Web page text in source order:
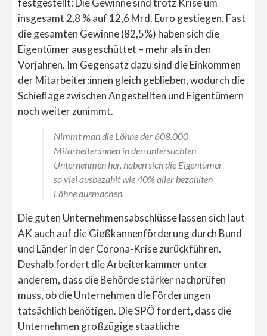
insgesamt 2,8 % auf 12,6 Mrd. Euro gestiegen. Fast
die gesamten Gewinne (82,5%) haben sich die
Eigentümer ausgeschüttet – mehr als in den
Vorjahren. Im Gegensatz dazu sind die Einkommen
der Mitarbeiter:innen gleich geblieben, wodurch die
Schieflage zwischen Angestellten und Eigentümern
noch weiter zunimmt.
Nimmt man die Löhne der 608.000
Mitarbeiter:innen in den untersuchten
Unternehmen her, haben sich die Eigentümer
so viel ausbezahlt wie 40% aller bezahlten
Löhne ausmachen.
Die guten Unternehmensabschlüsse lassen sich laut
AK auch auf die Gießkannenförderung durch Bund
und Länder in der Corona-Krise zurückführen.
Deshalb fordert die Arbeiterkammer unter
anderem, dass die Behörde stärker nachprüfen
muss, ob die Unternehmen die Förderungen
tatsächlich benötigen. Die SPÖ fordert, dass die
Unternehmen großzügige staatliche